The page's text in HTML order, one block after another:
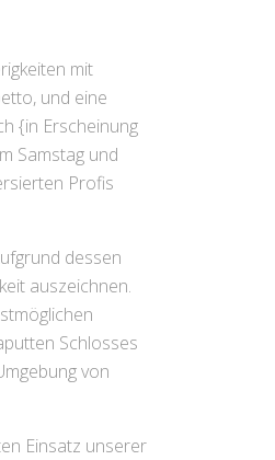
mit
und eine
{in Erscheinung
Samstag und
Profis
dessen
auszeichnen.
Schlosses
von
Einsatz unserer